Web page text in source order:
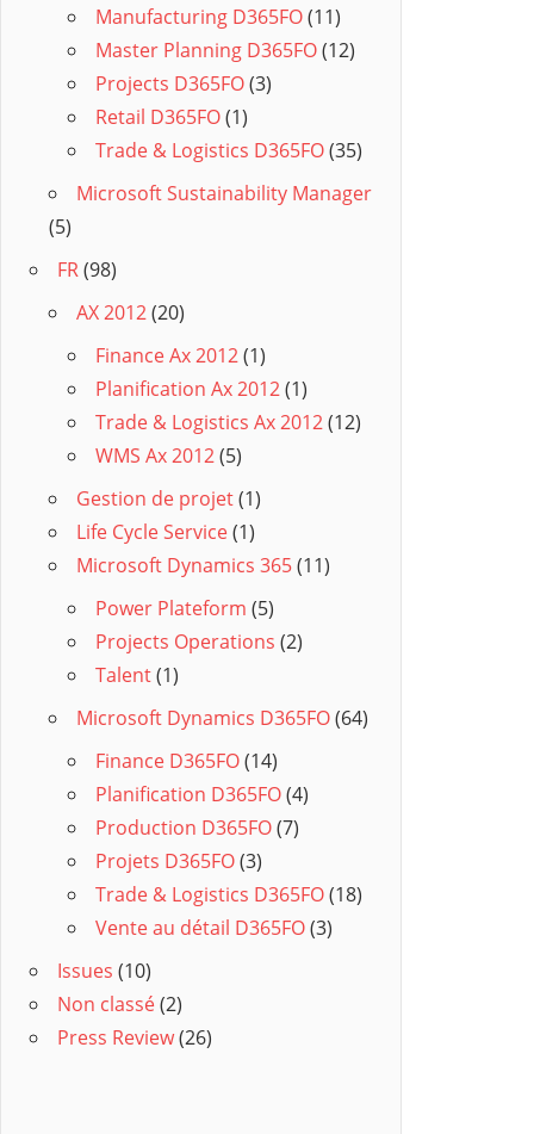
Manufacturing D365FO(11)
Master Planning D365FO(12)
Projects D365FO(3)
Retail D365FO(1)
Trade & Logistics D365FO(35)
Microsoft Sustainability Manager
(5)
FR(98)
AX 2012(20)
Finance Ax 2012(1)
Planification Ax 2012(1)
Trade & Logistics Ax 2012(12)
WMS Ax 2012(5)
Gestion de projet(1)
Life Cycle Service(1)
Microsoft Dynamics 365(11)
Power Plateform (5)
Projects Operations (2)
Talent(1)
Microsoft Dynamics D365FO(64)
Finance D365FO(14)
Planification D365FO(4)
Production D365FO(7)
Projets D365FO(3)
Trade & Logistics D365FO(18)
Vente au détail D365FO(3)
Issues (10)
Non classé(2)
Press Review(26)